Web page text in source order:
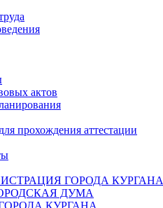
актов
прохождения аттестации
ГОРОДА КУРГАНА
ДУМА
КУРГАНА